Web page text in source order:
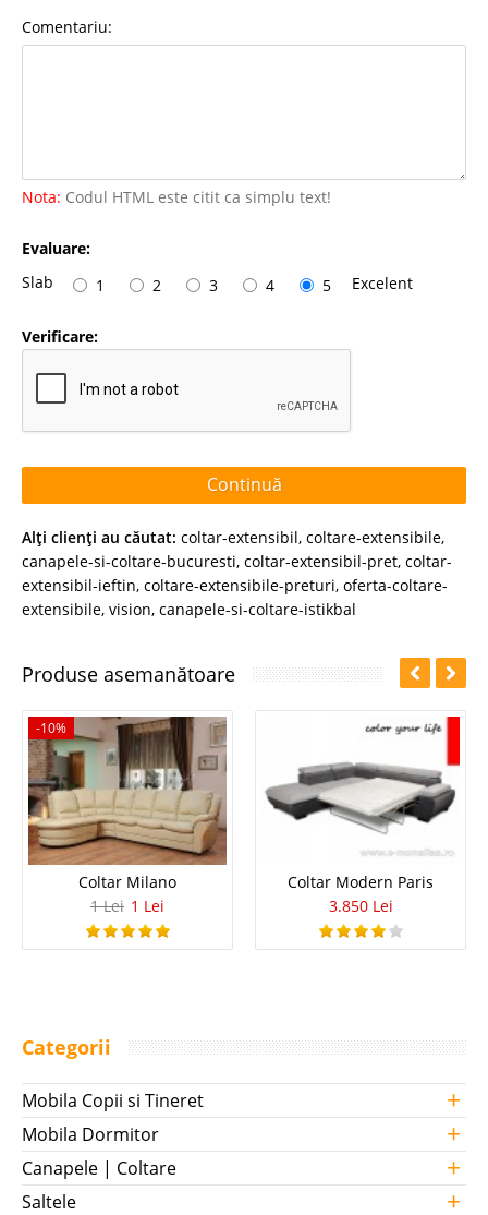
Comentariu:
Nota: Codul HTML este citit ca simplu text!
Evaluare:
Slab
1 2 3 4 5 Excelent
Verificare:
Continuă
Alţi clienţi au căutat: coltar-extensibil, coltare-extensibile,
canapele-si-coltare-bucuresti, coltar-extensibil-pret, coltar-
extensibil-ieftin, coltare-extensibile-preturi, oferta-coltare-
extensibile, vision, canapele-si-coltare-istikbal
Produse asemanătoare
-10%
Coltar Milano
1 Lei 1 Lei
Coltar Modern Paris
3.850 Lei
Categorii
Mobila Copii si Tineret +
Mobila Dormitor +
Canapele | Coltare +
Saltele +